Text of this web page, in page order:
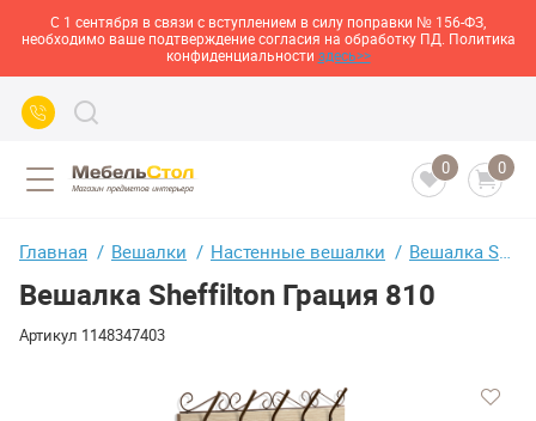
С 1 сентября в связи с вступлением в силу поправки № 156-ФЗ,
необходимо ваше подтверждение согласия на обработку ПД. Политика
конфиденциальности здесь>>
0 0
Главная Вешалки Настенные вешалки Вешалка Sheffilton Грация 810
Вешалка Sheffilton Грация 810
Артикул 1148347403